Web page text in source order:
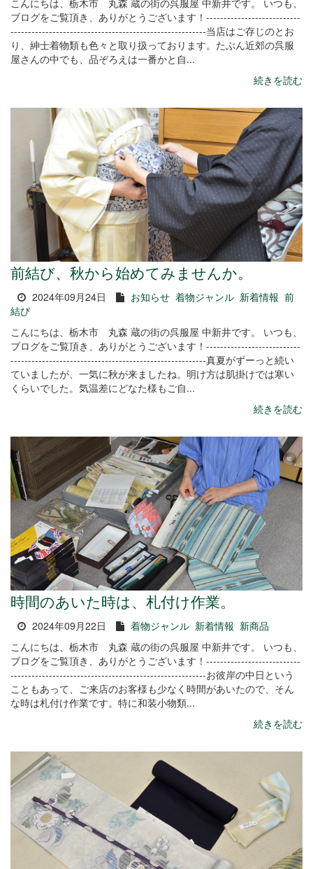
こんにちは、栃木市 丸森 蔵の街の呉服屋 中新井です。 いつも、
ブログをご覧頂き、ありがとうございます！---------------------------
--------------------------------------------------------当店はご存じのとお
り、紳士着物類も色々と取り扱っております。たぶん近郊の呉服
屋さんの中でも、品ぞろえは一番かと自...
続きを読む
前結び、秋から始めてみませんか。
2024年09月24日 お知らせ 着物ジャンル 新着情報 前
結び
こんにちは、栃木市 丸森 蔵の街の呉服屋 中新井です。 いつも、
ブログをご覧頂き、ありがとうございます！---------------------------
--------------------------------------------------------真夏がずーっと続い
ていましたが、一気に秋が来ましたね。明け方は肌掛けでは寒い
くらいでした。気温差にどなた様もご自...
続きを読む
時間のあいた時は、札付け作業。
2024年09月22日 着物ジャンル 新着情報 新商品
こんにちは、栃木市 丸森 蔵の街の呉服屋 中新井です。 いつも、
ブログをご覧頂き、ありがとうございます！---------------------------
--------------------------------------------------------お彼岸の中日という
こともあって、ご来店のお客様も少なく時間があいたので、そん
な時は札付け作業です。特に和装小物類...
続きを読む